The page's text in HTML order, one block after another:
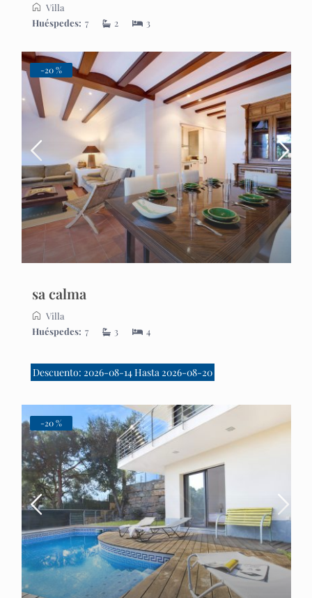
Villa
Huéspedes: 7 2 3
-20 %
sa calma
Villa
Huéspedes: 7 3 4
Descuento: 2026-08-14 Hasta 2026-08-20
-20 %